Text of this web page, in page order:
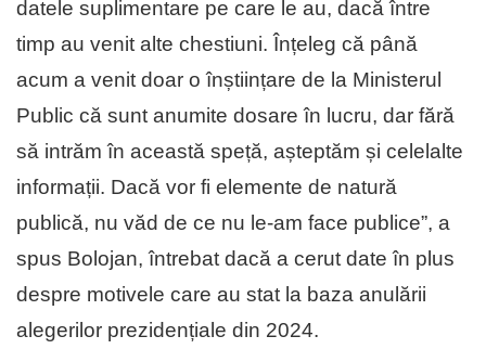
datele suplimentare pe care le au, dacă între
timp au venit alte chestiuni. Înțeleg că până
acum a venit doar o înștiințare de la Ministerul
Public că sunt anumite dosare în lucru, dar fără
să intrăm în această speță, așteptăm și celelalte
informații. Dacă vor fi elemente de natură
publică, nu văd de ce nu le-am face publice”, a
spus Bolojan, întrebat dacă a cerut date în plus
despre motivele care au stat la baza anulării
alegerilor prezidențiale din 2024.